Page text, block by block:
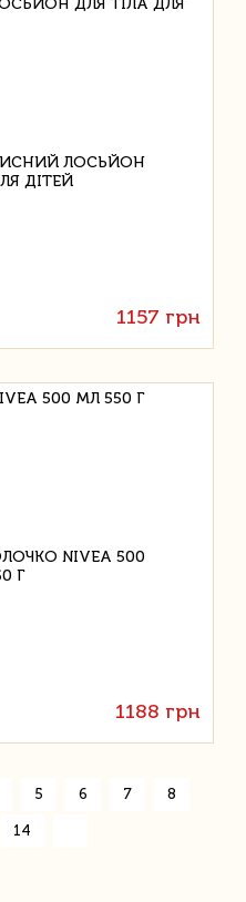
ДЛЯ ТІЛА ДЛЯ
1157 грн
500 МЛ 550 Г
1188 грн
5 6 7 8
14